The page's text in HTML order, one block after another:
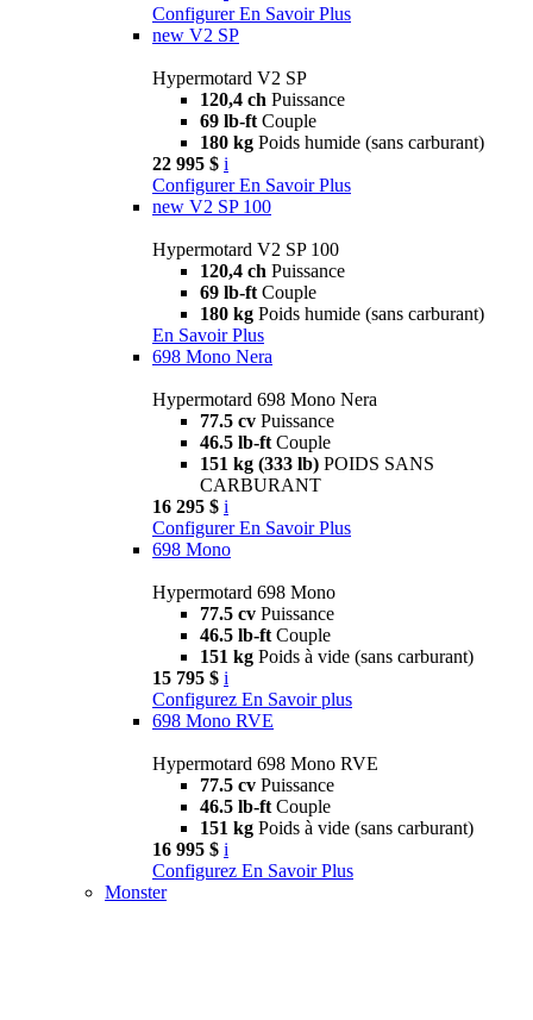
Configurer En Savoir Plus
new V2 SP
Hypermotard V2 SP
120,4 ch Puissance
69 lb-ft Couple
180 kg Poids humide (sans carburant)
22 995 $ i
Configurer En Savoir Plus
new V2 SP 100
Hypermotard V2 SP 100
120,4 ch Puissance
69 lb-ft Couple
180 kg Poids humide (sans carburant)
En Savoir Plus
698 Mono Nera
Hypermotard 698 Mono Nera
77.5 cv Puissance
46.5 lb-ft Couple
151 kg (333 lb) POIDS SANS
CARBURANT
16 295 $ i
Configurer En Savoir Plus
698 Mono
Hypermotard 698 Mono
77.5 cv Puissance
46.5 lb-ft Couple
151 kg Poids à vide (sans carburant)
15 795 $ i
Configurez En Savoir plus
698 Mono RVE
Hypermotard 698 Mono RVE
77.5 cv Puissance
46.5 lb-ft Couple
151 kg Poids à vide (sans carburant)
16 995 $ i
Configurez En Savoir Plus
Monster